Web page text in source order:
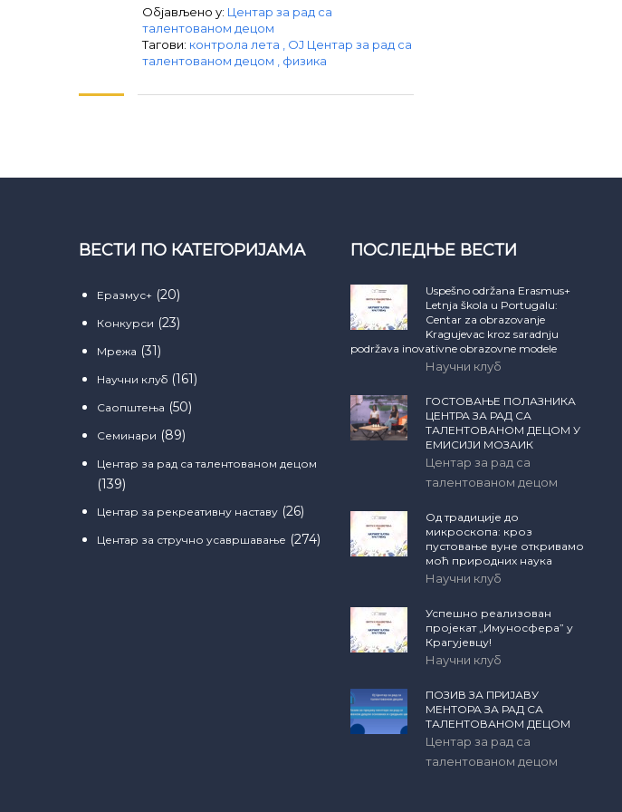
Објављено у: Центар за рад са
талентованом децом
Тагови: контрола лета
ОЈ Центар за рад са
талентованом децом
физика
ВЕСТИ ПО КАТЕГОРИЈАМА
Еразмус+ (20)
Конкурси (23)
Мрежа (31)
Научни клуб (161)
Саопштења (50)
Семинари (89)
Центар за рад са талентованом децом
(139)
Центар за рекреативну наставу (26)
Центар за стручно усавршавање (274)
ПОСЛЕДЊЕ ВЕСТИ
Uspešno održana Erasmus+
Letnja škola u Portugalu:
Centar za obrazovanje
Kragujevac kroz saradnju
podržava inovativne obrazovne modele
Научни клуб
ГОСТОВАЊЕ ПОЛАЗНИКА
ЦЕНТРА ЗА РАД СА
ТАЛЕНТОВАНОМ ДЕЦОМ У
ЕМИСИЈИ МОЗАИК
Центар за рад са
талентованом децом
Од традиције до
микроскопа: кроз
пустовање вуне откривамо
моћ природних наука
Научни клуб
Успешно реализован
пројекат „Имуносфера” у
Крагујевцу!
Научни клуб
ПОЗИВ ЗА ПРИЈАВУ
МЕНТОРА ЗА РАД СА
ТАЛЕНТОВАНОМ ДЕЦОМ
Центар за рад са
талентованом децом